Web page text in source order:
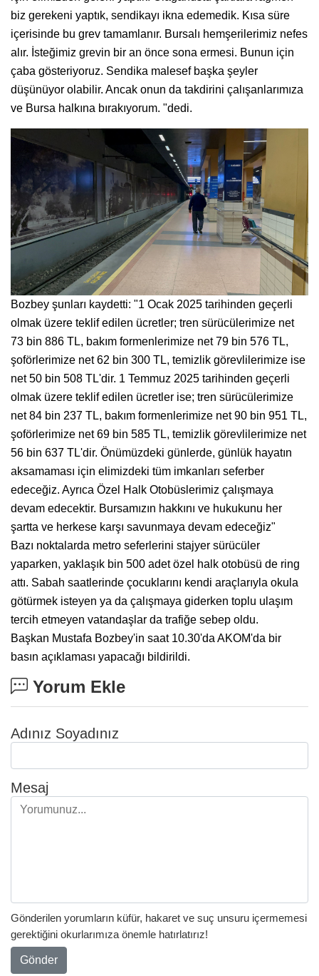
biz gerekeni yaptık, sendikayı ikna edemedik. Kısa süre
içerisinde bu grev tamamlanır. Bursalı hemşerilerimiz nefes
alır. İsteğimiz grevin bir an önce sona ermesi. Bunun için
çaba gösteriyoruz. Sendika malesef başka şeyler
düşünüyor olabilir. Ancak onun da takdirini çalışanlarımıza
ve Bursa halkına bırakıyorum. "dedi.
Bozbey şunları kaydetti: "1 Ocak 2025 tarihinden geçerli
olmak üzere teklif edilen ücretler; tren sürücülerimize net
73 bin 886 TL, bakım formenlerimize net 79 bin 576 TL,
şoförlerimize net 62 bin 300 TL, temizlik görevlilerimize ise
net 50 bin 508 TL'dir. 1 Temmuz 2025 tarihinden geçerli
olmak üzere teklif edilen ücretler ise; tren sürücülerimize
net 84 bin 237 TL, bakım formenlerimize net 90 bin 951 TL,
şoförlerimize net 69 bin 585 TL, temizlik görevlilerimize net
56 bin 637 TL'dir. Önümüzdeki günlerde, günlük hayatın
aksamaması için elimizdeki tüm imkanları seferber
edeceğiz. Ayrıca Özel Halk Otobüslerimiz çalışmaya
devam edecektir. Bursamızın hakkını ve hukukunu her
şartta ve herkese karşı savunmaya devam edeceğiz"
Bazı noktalarda metro seferlerini stajyer sürücüler
yaparken, yaklaşık bin 500 adet özel halk otobüsü de ring
attı. Sabah saatlerinde çocuklarını kendi araçlarıyla okula
götürmek isteyen ya da çalışmaya giderken toplu ulaşım
tercih etmeyen vatandaşlar da trafiğe sebep oldu.
Başkan Mustafa Bozbey'in saat 10.30'da AKOM'da bir
basın açıklaması yapacağı bildirildi.
Yorum Ekle
Adınız Soyadınız
Mesaj
Gönderilen yorumların küfür, hakaret ve suç unsuru içermemesi
gerektiğini okurlarımıza önemle hatırlatırız!
Gönder